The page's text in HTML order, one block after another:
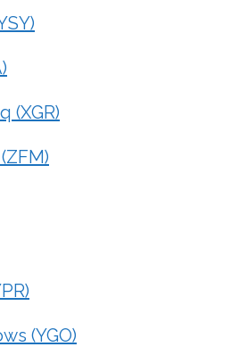
(XGR)
(YGO)